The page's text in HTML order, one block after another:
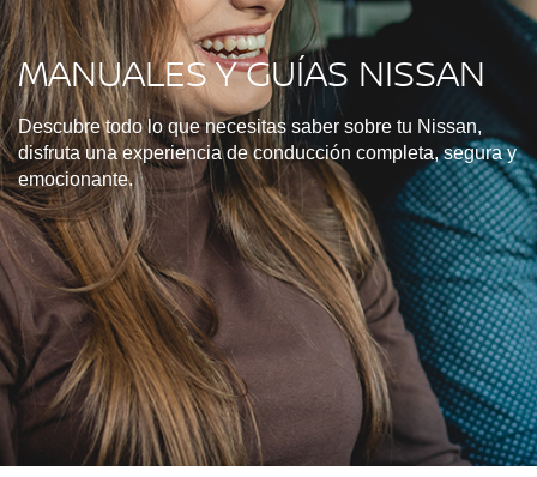
MANUALES Y GUÍAS NISSAN
Descubre todo lo que necesitas saber sobre tu Nissan,
disfruta una experiencia de conducción completa, segura y
emocionante.